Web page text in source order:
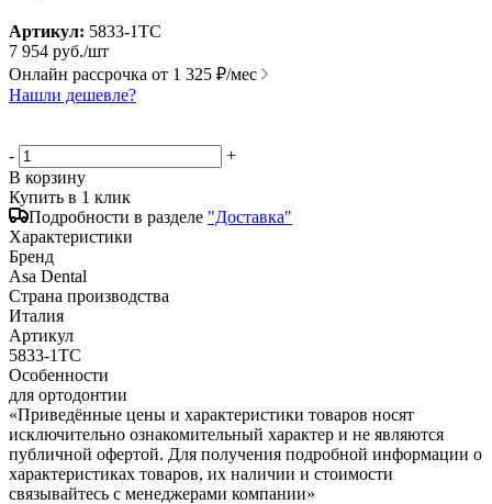
Артикул: 5833-1TC
7 954 руб./шт
Онлайн рассрочка от 1 325 ₽/мес
Нашли дешевле?
-
+
В корзину
Купить в 1 клик
Подробности в разделе "Доставка"
Характеристики
Бренд
Asa Dental
Страна производства
Италия
Артикул
5833-1TC
Особенности
для ортодонтии
«Приведённые цены и характеристики товаров носят
исключительно ознакомительный характер и не являются
публичной офертой. Для получения подробной информации о
характеристиках товаров, их наличии и стоимости
связывайтесь с менеджерами компании»